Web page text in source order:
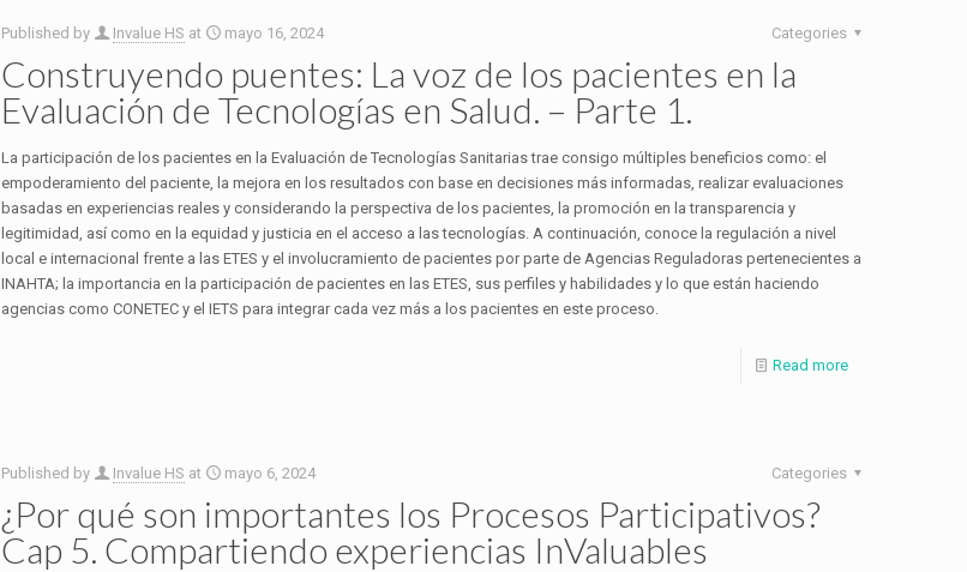
Published by Invalue HS at mayo 16, 2024 Categories
Construyendo puentes: La voz de los pacientes en la
Evaluación de Tecnologías en Salud. – Parte 1.
La participación de los pacientes en la Evaluación de Tecnologías Sanitarias trae consigo múltiples beneficios como: el
empoderamiento del paciente, la mejora en los resultados con base en decisiones más informadas, realizar evaluaciones
basadas en experiencias reales y considerando la perspectiva de los pacientes, la promoción en la transparencia y
legitimidad, así como en la equidad y justicia en el acceso a las tecnologías. A continuación, conoce la regulación a nivel
local e internacional frente a las ETES y el involucramiento de pacientes por parte de Agencias Reguladoras pertenecientes a
INAHTA; la importancia en la participación de pacientes en las ETES, sus perfiles y habilidades y lo que están haciendo
agencias como CONETEC y el IETS para integrar cada vez más a los pacientes en este proceso.
Read more
Published by Invalue HS at mayo 6, 2024 Categories
¿Por qué son importantes los Procesos Participativos?
Cap 5. Compartiendo experiencias InValuables